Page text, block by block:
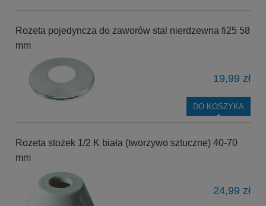
Rozeta pojedyncza do zaworów stal nierdzewna fi25 58
mm
19,99 zł
DO KOSZYKA
Rozeta stożek 1/2 K biała (tworzywo sztuczne) 40-70
mm
24,99 zł